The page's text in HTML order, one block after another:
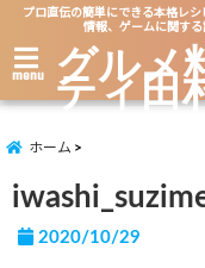
プロ直伝の簡単にできる本格レ
情報、ゲームに関する
menu グルメ
ティ田
ホーム
2020/10/29